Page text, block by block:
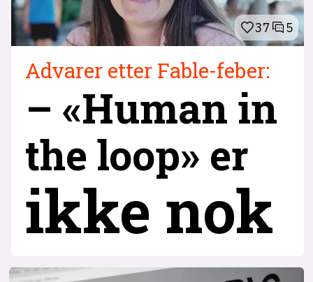
37 5
Advarer etter Fable-feber:
– «Human in
the loop» er
ikke nok